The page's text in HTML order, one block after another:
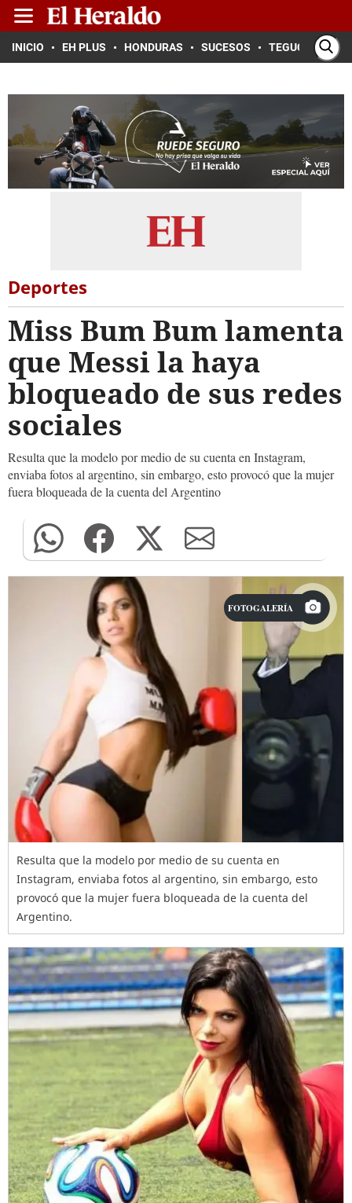
INICIO EH PLUS HONDURAS SUCESOS TEGUCIGALPA
Deportes
Miss Bum Bum lamenta
que Messi la haya
bloqueado de sus redes
sociales
Resulta que la modelo por medio de su cuenta en Instagram,
enviaba fotos al argentino, sin embargo, esto provocó que la mujer
fuera bloqueada de la cuenta del Argentino
FOTOGALERÍA
Resulta que la modelo por medio de su cuenta en
Instagram, enviaba fotos al argentino, sin embargo, esto
provocó que la mujer fuera bloqueada de la cuenta del
Argentino.